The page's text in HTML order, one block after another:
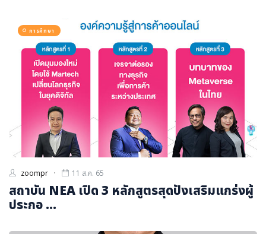
การศึกษา
zoompr 11 ส.ค. 65
สถาบัน NEA เปิด 3 หลักสูตรสุดปังเสริมแกร่งผู้
ประกอ ...